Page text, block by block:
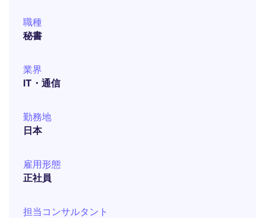
職種
秘書
業界
IT・通信
勤務地
日本
雇用形態
正社員
担当コンサルタント